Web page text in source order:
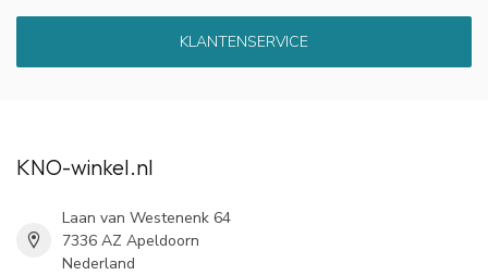
KLANTENSERVICE
KNO-winkel.nl
Laan van Westenenk 64
7336 AZ Apeldoorn
Nederland